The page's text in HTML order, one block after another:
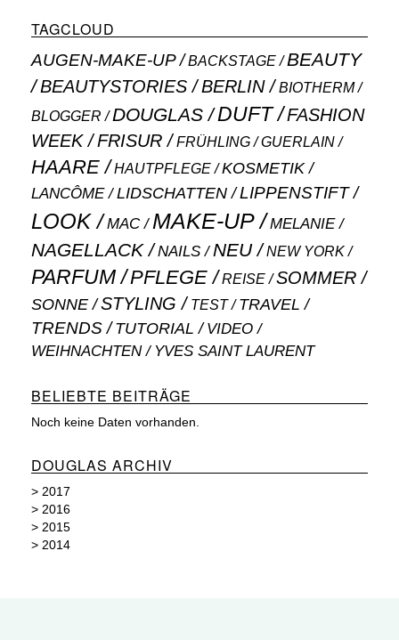
TAGCLOUD
AUGEN-MAKE-UP BACKSTAGE BEAUTY
BEAUTYSTORIES BERLIN
BIOTHERM
BLOGGER
DOUGLAS DUFT
FASHION
WEEK
FRISUR FRÜHLING GUERLAIN
HAARE HAUTPFLEGE
KOSMETIK
LANCÔME
LIDSCHATTEN LIPPENSTIFT
LOOK MAC MAKE-UP MELANIE
NAGELLACK NAILS NEU NEW YORK
PARFUM PFLEGE REISE SOMMER
SONNE STYLING TEST TRAVEL
TRENDS TUTORIAL VIDEO
WEIHNACHTEN YVES SAINT LAURENT
BELIEBTE BEITRÄGE
Noch keine Daten vorhanden.
DOUGLAS ARCHIV
> 2017
> 2016
> 2015
> 2014